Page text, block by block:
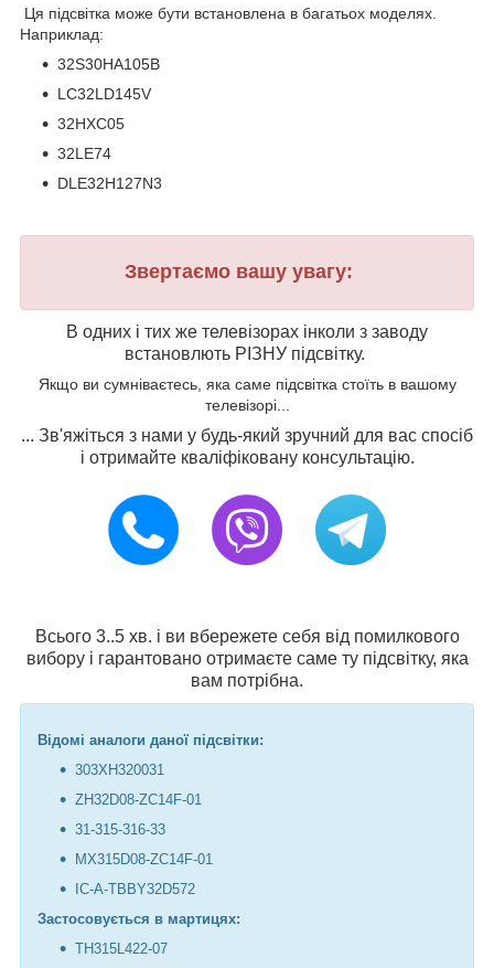
Ця підсвітка може бути встановлена в багатьох моделях.
Наприклад:
32S30HA105B
LC32LD145V
32HXC05
32LE74
DLE32H127N3
Звертаємо вашу увагу:
В одних і тих же телевізорах інколи з заводу
встановлють РІЗНУ підсвітку.
Якщо ви сумніваєтесь, яка саме підсвітка стоїть в вашому
телевізорі...
... Зв'яжіться з нами у будь-який зручний для вас спосіб
і отримайте кваліфіковану консультацію.
Всього 3..5 хв. і ви вбережете себя від помилкового
вибору і гарантовано отримаєте саме ту підсвітку, яка
вам потрібна.
Відомі аналоги даної підсвітки:
303XH320031
ZH32D08-ZC14F-01
31-315-316-33
MX315D08-ZC14F-01
IC-A-TBBY32D572
Застосовується в мартицях:
TH315L422-07